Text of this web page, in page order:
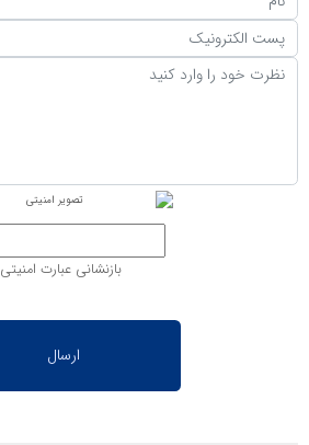
بازنشانی عبارت امنیتی